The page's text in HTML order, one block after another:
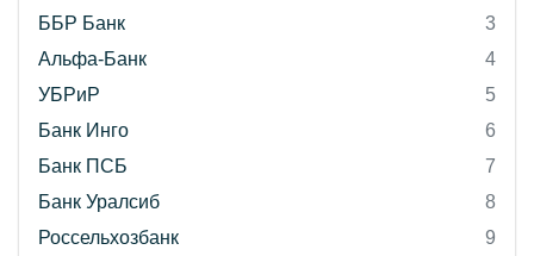
ББР Банк
3
Альфа-Банк
4
УБРиР
5
Банк Инго
6
Банк ПСБ
7
Банк Уралсиб
8
Россельхозбанк
9